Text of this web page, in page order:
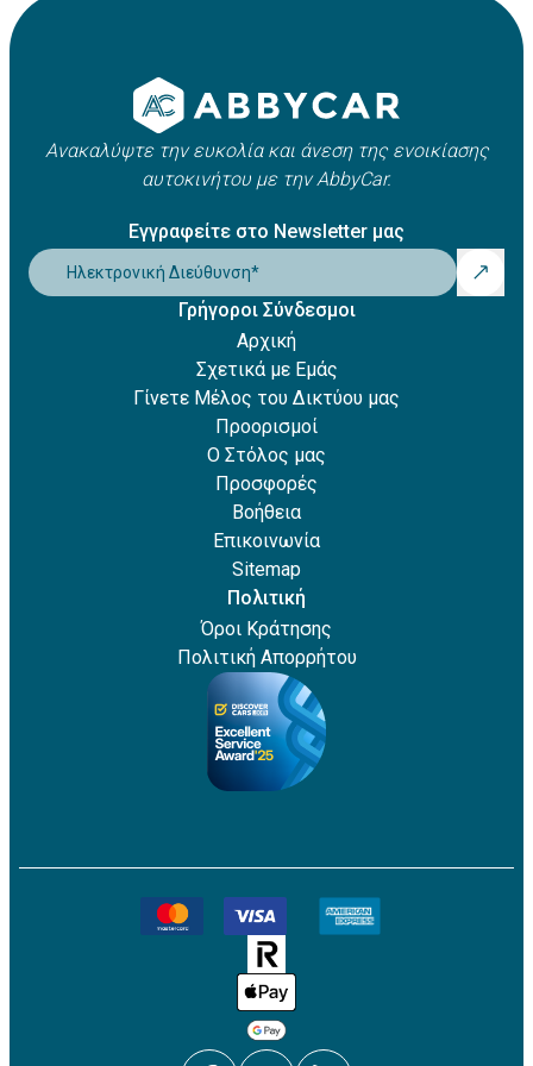
Apple Pay
νέους οδηγούς.
Ανακαλύψτε την ευκολία και άνεση της ενοικίασης
αυτοκινήτου με την AbbyCar.
Εγγραφείτε στο Newsletter μας
Ηλεκτρονική Διεύθυνση*
Γρήγοροι Σύνδεσμοι
Αρχική
Σχετικά με Εμάς
Γίνετε Μέλος του Δικτύου μας
Προορισμοί
Ο Στόλος μας
Προσφορές
Βοήθεια
Επικοινωνία
Sitemap
Πολιτική
Όροι Κράτησης
Πολιτική Απορρήτου